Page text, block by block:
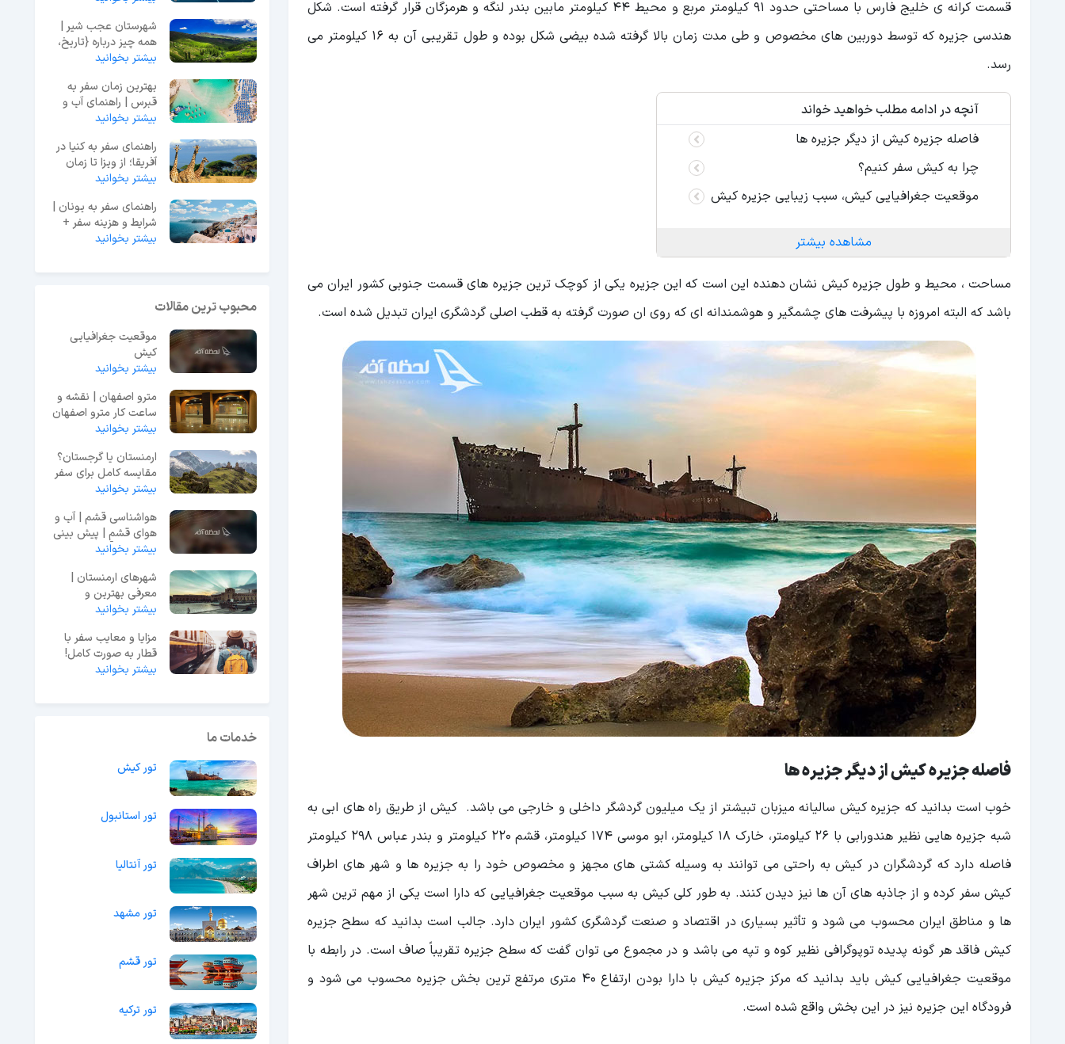
قسمت کرانه ی خلیج فارس با مساحتی حدود 91 کیلومتر مربع و محیط 44 کیلومتر مابین بندر لنگه و هرمزگان قرار گرفته است. شکل
هندسی جزیره که توسط دوربین های مخصوص و طی مدت زمان بالا گرفته شده بیضی شکل بوده و طول تقریبی آن به 16 کیلومتر می
رسد.
آنچه در ادامه مطلب خواهید خواند
فاصله جزیره کیش از دیگر جزیره ها
چرا به کیش سفر کنیم؟
موقعیت جغرافیایی کیش، سبب زیبایی جزیره کیش
مشاهده بیشتر
مساحت ، محیط و طول جزیره کیش نشان دهنده این است که این جزیره یکی از کوچک ترین جزیره های قسمت جنوبی کشور ایران می
باشد که البته امروزه با پیشرفت های چشمگیر و هوشمندانه ای که روی ان صورت گرفته به قطب اصلی گردشگری ایران تبدیل شده است.
فاصله جزیره کیش از دیگر جزیره ها
خوب است بدانید که جزیره کیش سالیانه میزبان تبیشتر از یک میلیون گردشگر داخلی و خارجی می باشد. کیش از طریق راه های ابی به
شبه جزیره هایی نظیر هندورابی با 26 کیلومتر، خارک 18 کیلومتر، ابو موسی 174 کیلومتر، قشم 220 کیلومتر و بندر عباس 298 کیلومتر
فاصله دارد که گردشگران در کیش به راحتی می توانند به وسیله کشتی های مجهز و مخصوص خود را به جزیره ها و شهر های اطراف
کیش سفر کرده و از جاذبه های آن ها نیز دیدن کنند. به طور کلی کیش به سبب موقعیت جغرافیایی که دارا است یکی از مهم ترین شهر
ها و مناطق ایران محسوب می شود و تأثیر بسیاری در اقتصاد و صنعت گردشگری کشور ایران دارد. جالب است بدانید که سطح جزیره
کیش فاقد هر گونه پدیده توپوگرافی نظیر کوه و تپه می باشد و در مجموع می توان گفت که سطح جزیره تقریباً صاف است. در رابطه با
موقعیت جغرافیایی کیش باید بدانید که مرکز جزیره کیش با دارا بودن ارتفاع 40 متری مرتفع ترین بخش جزیره محسوب می شود و
فرودگاه این جزیره نیز در این بخش واقع شده است.
شهرستان عجب شیر |
همه چیز درباره {تاریخ،
فرهنگ، جاذبه‌ها}
بیشتر بخوانید
بهترین زمان سفر به
قبرس | راهنمای آب و
هوا و هزینه‌ها
بیشتر بخوانید
راهنمای سفر به کنیا در
آفریقا؛ از ویزا تا زمان
سفر
بیشتر بخوانید
راهنمای سفر به یونان |
شرایط و هزینه سفر +
اطلاعات ضروری
بیشتر بخوانید
محبوب ترین مقالات
موقعیت جغرافیایی
کیش
بیشتر بخوانید
مترو اصفهان | نقشه و
ساعت کار مترو اصفهان
1403
بیشتر بخوانید
ارمنستان یا گرجستان؟
مقایسه کامل برای سفر
در سال ۲۰۲۵
بیشتر بخوانید
هواشناسی قشم | آب و
هوای قشم | پیش بینی
دمای هوا🌡
بیشتر بخوانید
شهرهای ارمنستان |
معرفی بهترین و
توریستی ترین شهرهای
بیشتر بخوانید
مزایا و معایب سفر با
قطار به صورت کامل!
بیشتر بخوانید
خدمات ما
تور کیش
تور استانبول
تور آنتالیا
تور مشهد
تور قشم
تور ترکیه